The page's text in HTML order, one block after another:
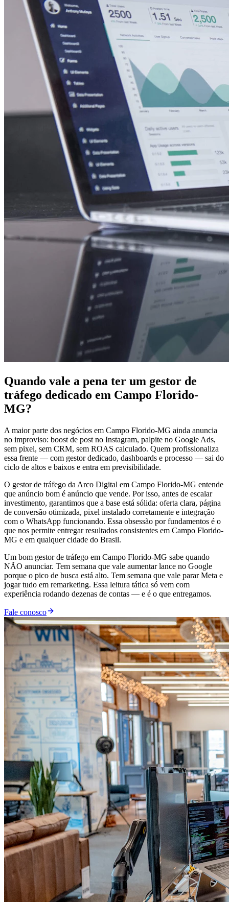
Quando vale a pena ter um gestor de
tráfego dedicado em Campo Florido-
MG?
A maior parte dos negócios em Campo Florido-MG ainda anuncia
no improviso: boost de post no Instagram, palpite no Google Ads,
sem pixel, sem CRM, sem ROAS calculado. Quem profissionaliza
essa frente — com gestor dedicado, dashboards e processo — sai do
ciclo de altos e baixos e entra em previsibilidade.
O gestor de tráfego da Arco Digital em Campo Florido-MG entende
que anúncio bom é anúncio que vende. Por isso, antes de escalar
investimento, garantimos que a base está sólida: oferta clara, página
de conversão otimizada, pixel instalado corretamente e integração
com o WhatsApp funcionando. Essa obsessão por fundamentos é o
que nos permite entregar resultados consistentes em Campo Florido-
MG e em qualquer cidade do Brasil.
Um bom gestor de tráfego em Campo Florido-MG sabe quando
NÃO anunciar. Tem semana que vale aumentar lance no Google
porque o pico de busca está alto. Tem semana que vale parar Meta e
jogar tudo em remarketing. Essa leitura tática só vem com
experiência rodando dezenas de contas — e é o que entregamos.
Fale conosco